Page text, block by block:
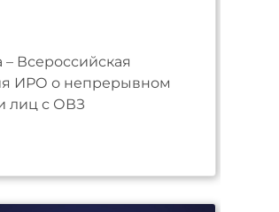
– Всероссийская
ИРО о непрерывном
лиц с ОВЗ